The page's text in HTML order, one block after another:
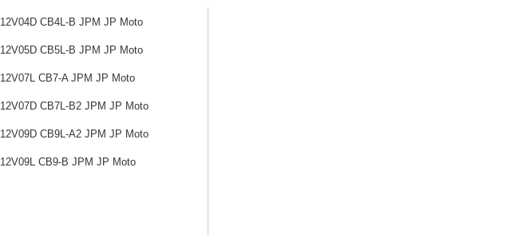
12V04D CB4L-B JPM JP Moto
12V05D CB5L-B JPM JP Moto
12V07L CB7-A JPM JP Moto
12V07D CB7L-B2 JPM JP Moto
12V09D CB9L-A2 JPM JP Moto
12V09L CB9-B JPM JP Moto